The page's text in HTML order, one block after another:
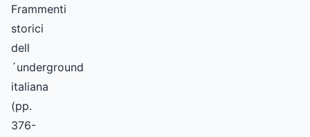
Frammenti
storici
dell
´underground
italiana
(pp.
376-